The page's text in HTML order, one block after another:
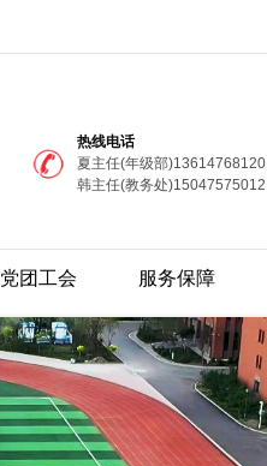
热线电话
夏主任(年级部)13614768120
韩主任(教务处)15047575012
党团工会 服务保障